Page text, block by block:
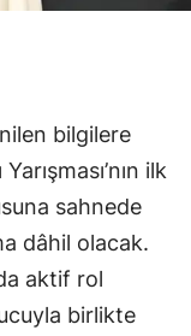
bilgilere
ilk
sahnede
dâhil olacak.
aktif rol
birlikte